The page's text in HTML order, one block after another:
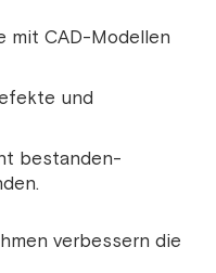
mit CAD-Modellen
und
bestanden-
verbessern die